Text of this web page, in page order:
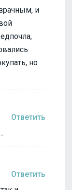
и
но
Ответить
Ответить